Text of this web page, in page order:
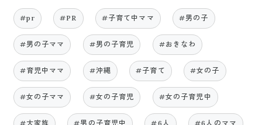
#pr #PR #子育て中ママ #男の子
#男の子ママ #男の子育児 #おきなわ
#育児中ママ #沖縄 #子育て #女の子
#女の子ママ #女の子育児 #女の子育児中
#大家族 #男の子育児中 #6人 #6人のママ